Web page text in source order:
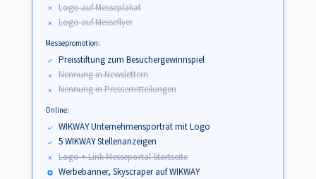
Logo auf Messeplakat
Logo auf Messeflyer
Messepromotion:
Preisstiftung zum Besuchergewinnspiel
Nennung in Newslettern
Nennung in Pressemitteilungen
Online:
WIKWAY Unternehmensporträt mit Logo
5 WIKWAY Stellenanzeigen
Logo + Link Messeportal Startseite
Werbebanner, Skyscraper auf WIKWAY